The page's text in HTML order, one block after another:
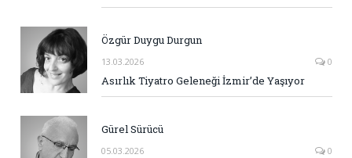
Özgür Duygu Durgun
13.03.2026 0
Asırlık Tiyatro Geleneği İzmir’de Yaşıyor
Gürel Sürücü
05.03.2026 0